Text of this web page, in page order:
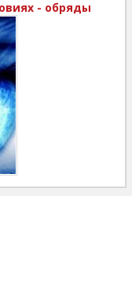
- обряды